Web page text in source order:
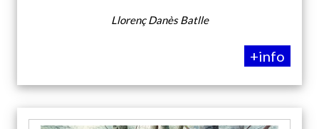
Llorenç Danès Batlle
+info